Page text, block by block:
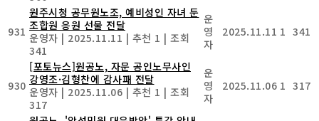
931
원주시청 공무원노조, 예비성인 자녀 둔
조합원 응원 선물 전달
운영자 | 2025.11.11 | 추천 1 | 조회
341
운
영
자
2025.11.11 1 341
930
[포토뉴스]원공노, 자문 공인노무사인
강영조·김형찬에 감사패 전달
운영자 | 2025.11.06 | 추천 1 | 조회
317
운
영
자
2025.11.06 1 317